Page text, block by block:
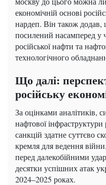
економічній основі
нардеп. Він також
посилений насамперед у
російської нафти та
технологічного
Що далі:
російську
За оцінками аналітиків,
нафтової
санкцій здатне суттєво
кремля для ведення
перед далекобійними
десятки успішних атак
2024–2025 роках.